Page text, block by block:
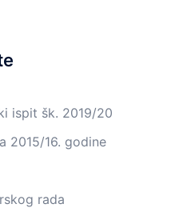
ispit šk. 2019/20
2015/16. godine
rada